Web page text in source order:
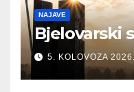
NAJAVE
Bjelovarski
5. KOLOVOZA 2026.